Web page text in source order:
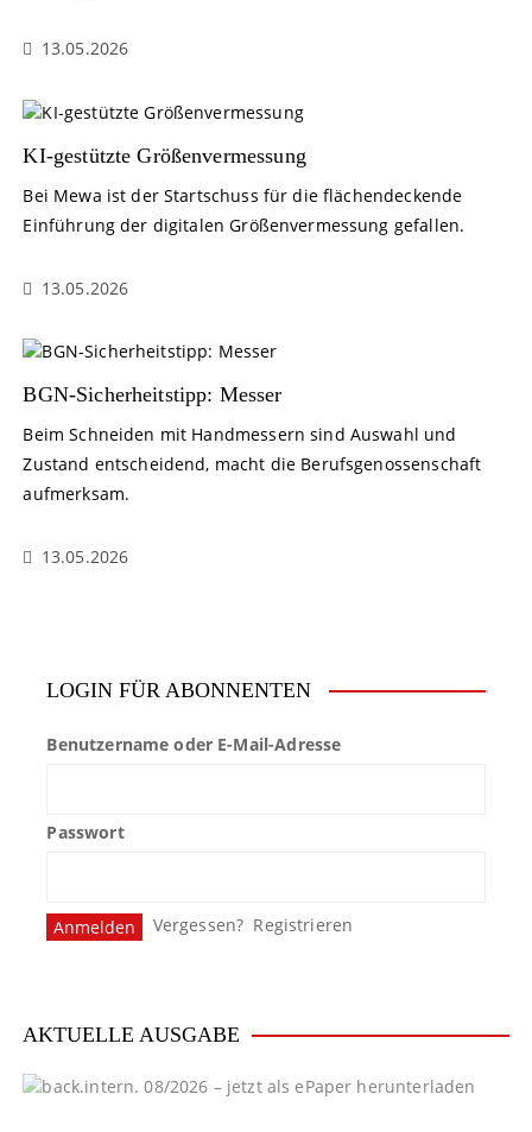
13.05.2026
KI-gestützte Größenvermessung
Bei Mewa ist der Startschuss für die flächendeckende
Einführung der digitalen Größenvermessung gefallen.
13.05.2026
BGN-Sicherheitstipp: Messer
Beim Schneiden mit Handmessern sind Auswahl und
Zustand entscheidend, macht die Berufsgenossenschaft
aufmerksam.
13.05.2026
LOGIN FÜR ABONNENTEN
Benutzername oder E-Mail-Adresse
Passwort
Vergessen? Registrieren
AKTUELLE AUSGABE